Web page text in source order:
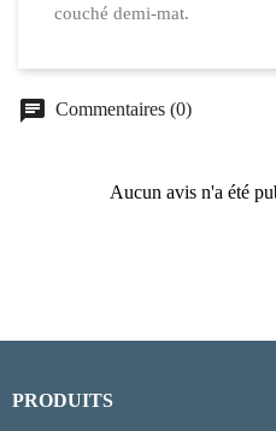
couché demi-mat.
chat Commentaires (0)
Aucun avis n'a été
PRODUITS